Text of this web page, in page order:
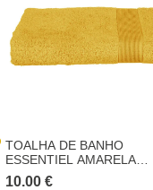
TOALHA DE BANHO
ESSENTIEL AMARELA
70X130CM
10.00 €